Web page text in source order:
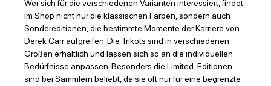
Wer sich für die verschiedenen Varianten interessiert, findet
im Shop nicht nur die klassischen Farben, sondern auch
Sondereditionen, die bestimmte Momente der Karriere von
Derek Carr aufgreifen. Die Trikots sind in verschiedenen
Größen erhältlich und lassen sich so an die individuellen
Bedürfnisse anpassen. Besonders die Limited-Editionen
sind bei Sammlern beliebt, da sie oft nur für eine begrenzte